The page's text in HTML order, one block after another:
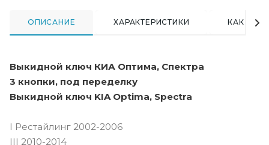
ОПИСАНИЕ ХАРАКТЕРИСТИКИ КАК
Выкидной ключ КИА Оптима, Спектра
3 кнопки, под переделку
Выкидной ключ KIA Optima, Spectra
I Рестайлинг 2002-2006
III 2010-2014